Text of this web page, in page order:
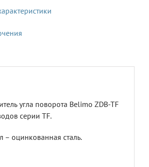
угла поворота Belimo ZDB-TF
серии TF.
– оцинкованная сталь.